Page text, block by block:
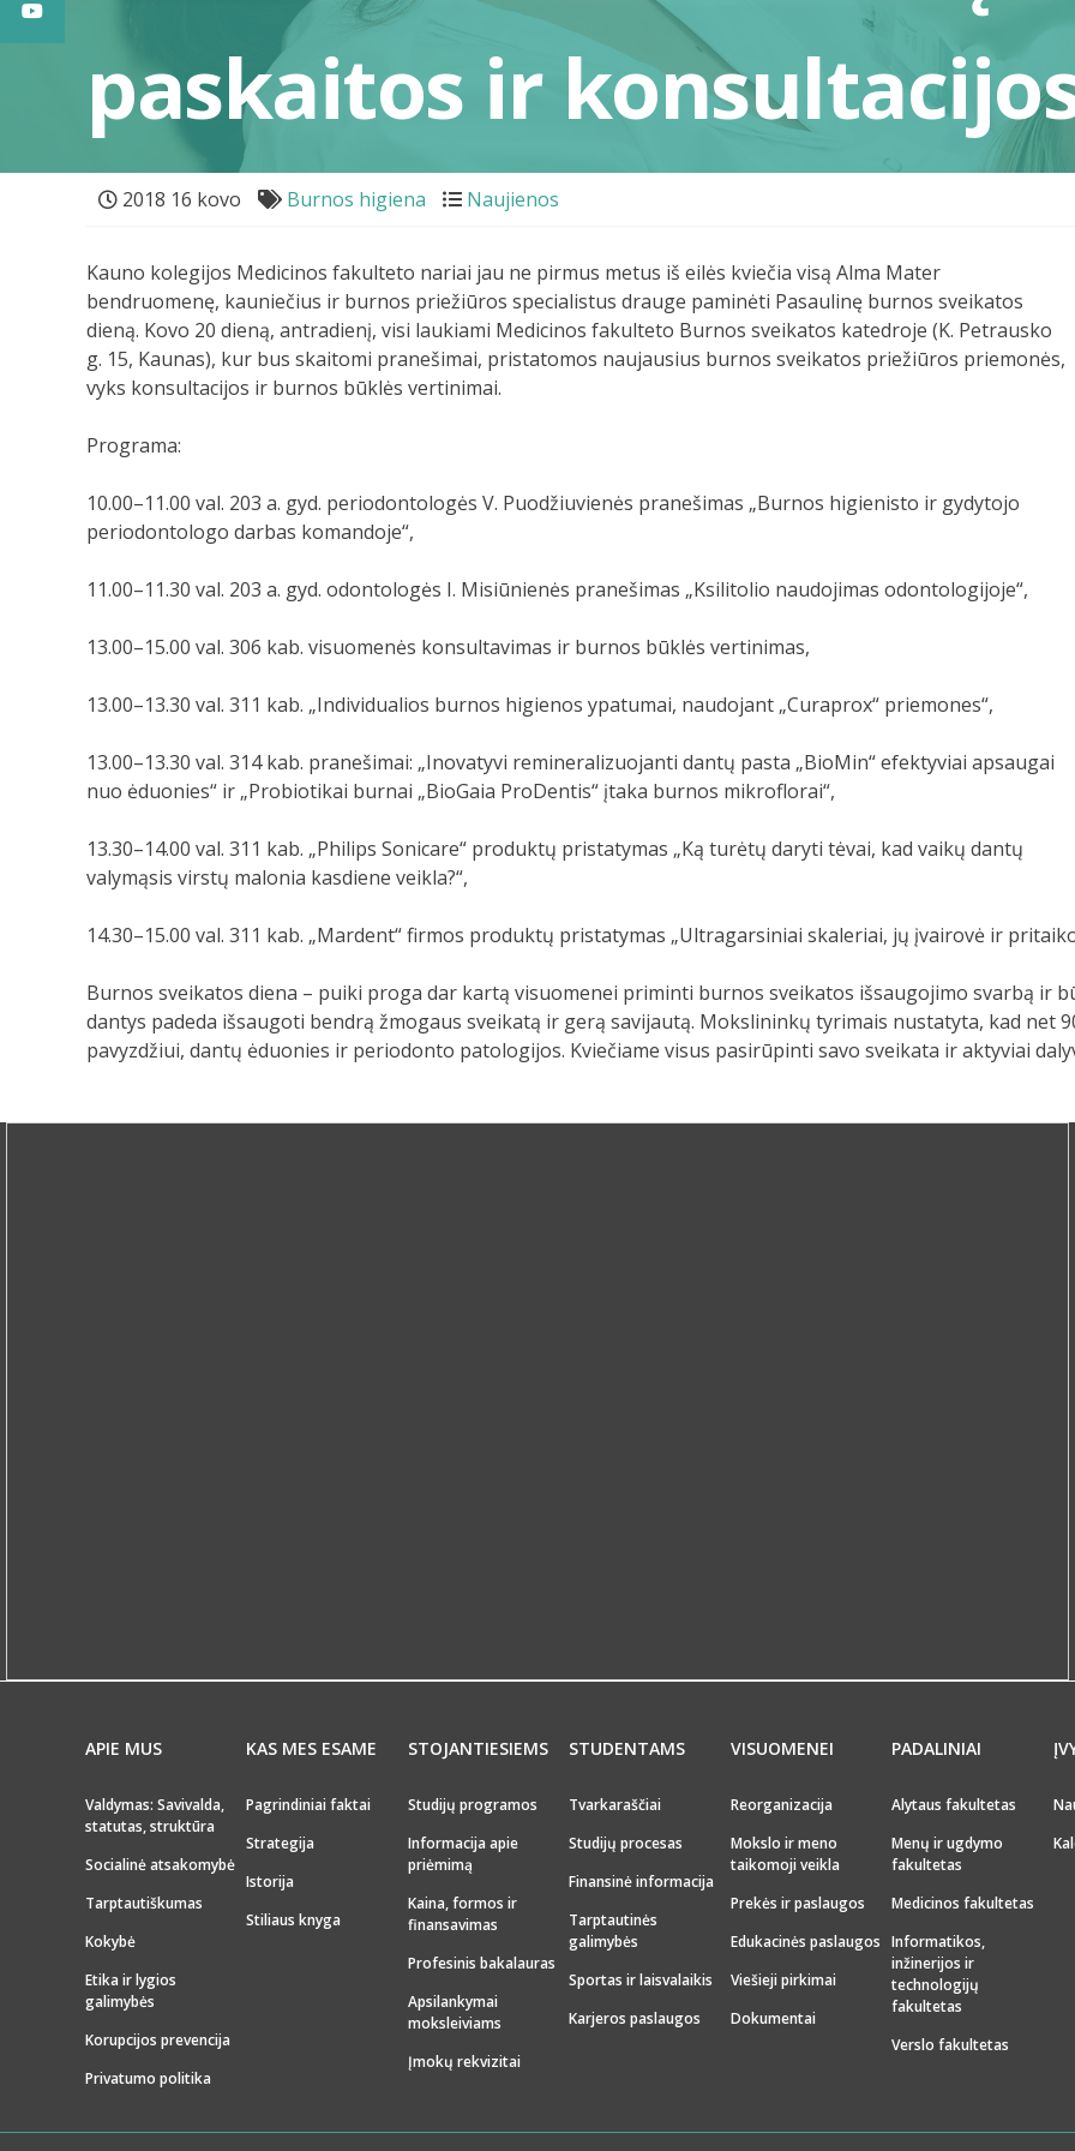
paskaitos ir
2018 16 kovo Burnos higiena Naujienos
Kauno kolegijos Medicinos fakulteto nariai jau ne pirmus metus iš eilės kviečia visą Alma Mater
bendruomenę, kauniečius ir burnos priežiūros specialistus drauge paminėti Pasaulinę burnos sveikatos
dieną. Kovo 20 dieną, antradienį, visi laukiami Medicinos fakulteto Burnos sveikatos katedroje (K. Petrausko
g. 15, Kaunas), kur bus skaitomi pranešimai, pristatomos naujausius burnos sveikatos priežiūros priemonės,
vyks konsultacijos ir burnos būklės vertinimai.
Programa:
10.00–11.00 val. 203 a. gyd. periodontologės V. Puodžiuvienės pranešimas „Burnos higienisto ir gydytojo
periodontologo darbas komandoje“,
11.00–11.30 val. 203 a. gyd. odontologės I. Misiūnienės pranešimas „Ksilitolio naudojimas odontologijoje“,
13.00–15.00 val. 306 kab. visuomenės konsultavimas ir burnos būklės vertinimas,
13.00–13.30 val. 311 kab. „Individualios burnos higienos ypatumai, naudojant „Curaprox“ priemones“,
13.00–13.30 val. 314 kab. pranešimai: „Inovatyvi remineralizuojanti dantų pasta „BioMin“ efektyviai apsaugai
nuo ėduonies“ ir „Probiotikai burnai „BioGaia ProDentis“ įtaka burnos mikroflorai“,
13.30–14.00 val. 311 kab. „Philips Sonicare“ produktų pristatymas „Ką turėtų daryti tėvai, kad vaikų dantų
valymąsis virstų malonia kasdiene veikla?“,
14.30–15.00 val. 311 kab. „Mardent“ firmos produktų pristatymas „Ultragarsiniai skaleriai, jų įvairovė ir
Burnos sveikatos diena – puiki proga dar kartą visuomenei priminti burnos sveikatos išsaugojimo svarbą ir
dantys padeda išsaugoti bendrą žmogaus sveikatą ir gerą savijautą. Mokslininkų tyrimais nustatyta, kad net
pavyzdžiui, dantų ėduonies ir periodonto patologijos. Kviečiame visus pasirūpinti savo sveikata ir aktyviai
APIE MUS
Valdymas: Savivalda,
statutas, struktūra
Socialinė atsakomybė
Tarptautiškumas
Kokybė
Etika ir lygios
galimybės
Korupcijos prevencija
Privatumo politika
KAS MES ESAME
Pagrindiniai faktai
Strategija
Istorija
Stiliaus knyga
STOJANTIESIEMS
Studijų programos
Informacija apie
priėmimą
Kaina, formos ir
finansavimas
Profesinis bakalauras
Apsilankymai
moksleiviams
Įmokų rekvizitai
STUDENTAMS
Tvarkaraščiai
Studijų procesas
Finansinė informacija
Tarptautinės
galimybės
Sportas ir laisvalaikis
Karjeros paslaugos
VISUOMENEI
Reorganizacija
Mokslo ir meno
taikomoji veikla
Prekės ir paslaugos
Edukacinės paslaugos
Viešieji pirkimai
Dokumentai
PADALINIAI
Alytaus fakultetas
Menų ir ugdymo
fakultetas
Medicinos fakultetas
Informatikos,
inžinerijos ir
technologijų
fakultetas
Verslo fakultetas